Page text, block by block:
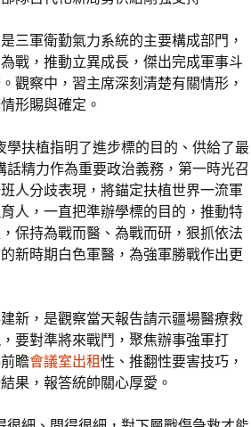
三軍衛勤氣力系統的主要構成部門，
戰，推動立異成長，傑出完成軍事斗
觀察中，習主席深刻清楚有關情形，
形賜與確定。
扶植指明了進步標的目的、供給了最
精力作為重要政治義務，第一時光召
人分歧表現，將錨定扶植世界一流軍
人，一直把準辦學標的目的，推動特
保持為戰而醫、為戰而研，狠抓依法
新時期白色軍醫，為強軍勝戰作出更
新，是觀察當天報告請示疆場醫療救
要對準將來戰鬥，聚焦辦事強軍打
瞻會議室出租性、推翻性要害技巧，
果，報答統帥關心厚愛。